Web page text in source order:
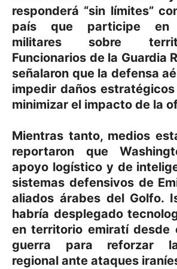
responderá “sin límites”
país que participe en
militares sobre
Funcionarios de la Guardia
señalaron que la defensa
impedir daños
minimizar el impacto de la
Mientras tanto, medios
reportaron que
apoyo logístico y de
sistemas defensivos de
aliados árabes del Golfo.
habría desplegado
en territorio emiratí desde
guerra para reforzar
regional ante ataques